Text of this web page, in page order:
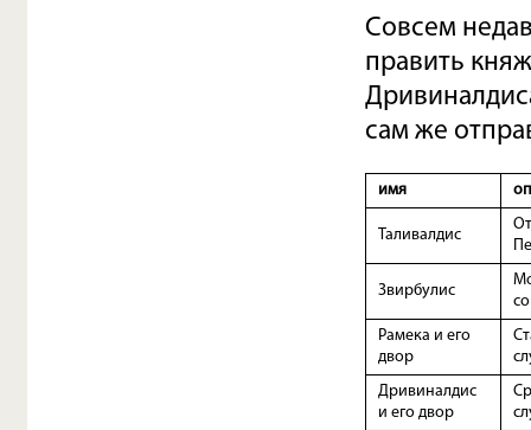
Совсем
править
сам же
имя
Таливалдис
Звирбулис
Рамека и его
двор
Дривиналдис
и его двор